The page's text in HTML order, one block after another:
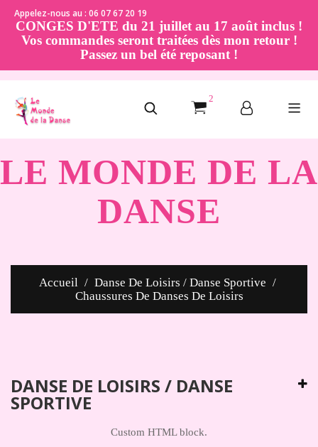
Appelez-nous au : 06 07 67 20 19
CONGES D'ETE du 21 juillet au 17 août inclus !
Vos commandes seront traitées dès mon retour !
Passez un bel été reposant !
2
LE MONDE DE LA
DANSE
Accueil
Danse De Loisirs / Danse Sportive
Chaussures De Danses De Loisirs
DANSE DE LOISIRS / DANSE
SPORTIVE
Custom HTML block.